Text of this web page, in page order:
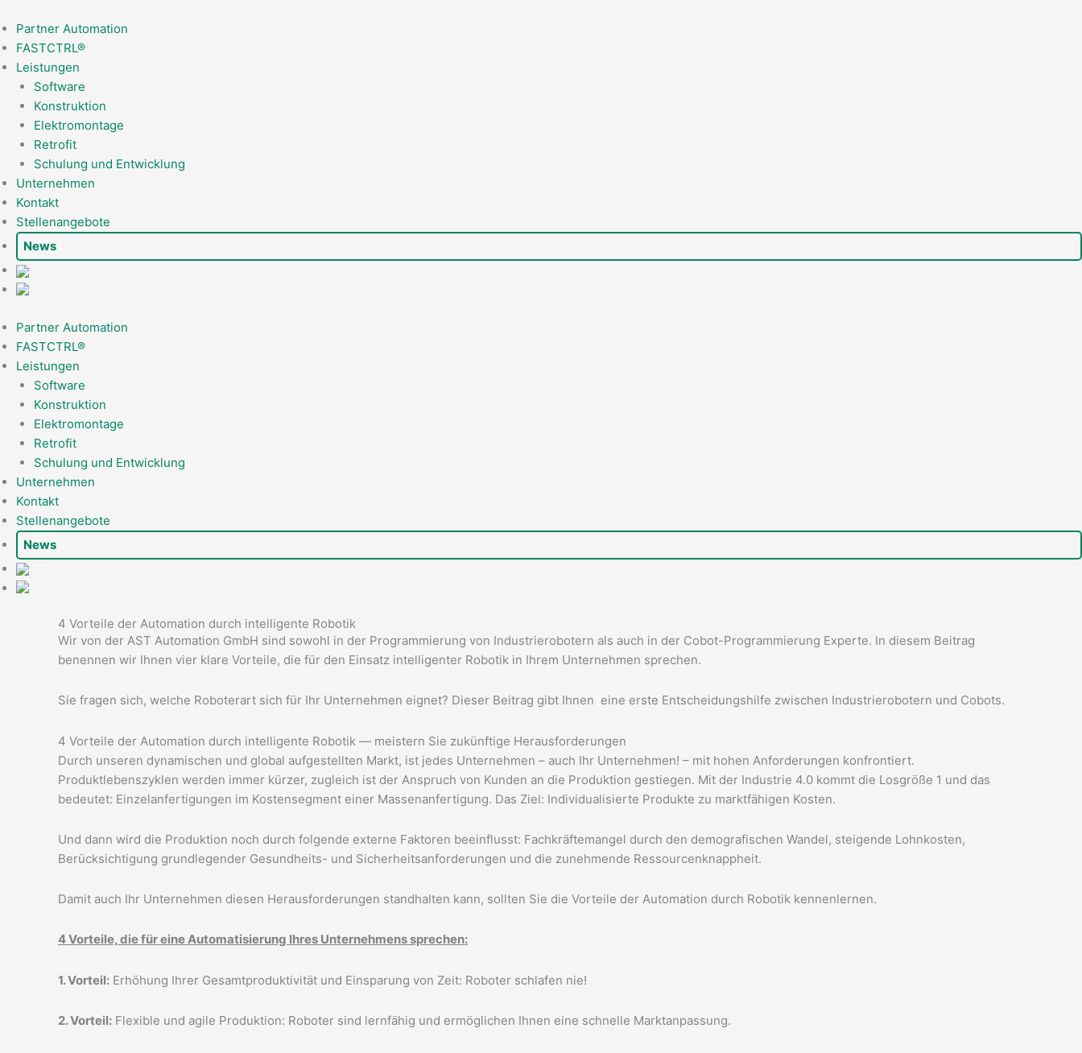
Inhalt
springen
Partner Automation
FASTCTRL®
Leistungen
Software
Konstruktion
Elektromontage
Retrofit
Schulung und Entwicklung
Unternehmen
Kontakt
Stellenangebote
News
Partner Automation
FASTCTRL®
Leistungen
Software
Konstruktion
Elektromontage
Retrofit
Schulung und Entwicklung
Unternehmen
Kontakt
Stellenangebote
News
4 Vorteile der Automation durch intelligente Robotik
Wir von der AST Automation GmbH sind sowohl in der Programmierung von Industrierobotern als auch in der Cobot-Programmierung Experte. In diesem Beitrag
benennen wir Ihnen vier klare Vorteile, die für den Einsatz intelligenter Robotik in Ihrem Unternehmen sprechen.
Sie fragen sich, welche Roboterart sich für Ihr Unternehmen eignet? Dieser Beitrag gibt Ihnen eine erste Entscheidungshilfe zwischen Industrierobotern und Cobots.
4 Vorteile der Automation durch intelligente Robotik — meistern Sie zukünftige Herausforderungen
Durch unseren dynamischen und global aufgestellten Markt, ist jedes Unternehmen – auch Ihr Unternehmen! – mit hohen Anforderungen konfrontiert.
Produktlebenszyklen werden immer kürzer, zugleich ist der Anspruch von Kunden an die Produktion gestiegen. Mit der Industrie 4.0 kommt die Losgröße 1 und das
bedeutet: Einzelanfertigungen im Kostensegment einer Massenanfertigung. Das Ziel: Individualisierte Produkte zu marktfähigen Kosten.
Und dann wird die Produktion noch durch folgende externe Faktoren beeinflusst: Fachkräftemangel durch den demografischen Wandel, steigende Lohnkosten,
Berücksichtigung grundlegender Gesundheits- und Sicherheitsanforderungen und die zunehmende Ressourcenknappheit.
Damit auch Ihr Unternehmen diesen Herausforderungen standhalten kann, sollten Sie die Vorteile der Automation durch Robotik kennenlernen.
4 Vorteile, die für eine Automatisierung Ihres Unternehmens sprechen:
1. Vorteil: Erhöhung Ihrer Gesamtproduktivität und Einsparung von Zeit: Roboter schlafen nie!
2. Vorteil: Flexible und agile Produktion: Roboter sind lernfähig und ermöglichen Ihnen eine schnelle Marktanpassung.